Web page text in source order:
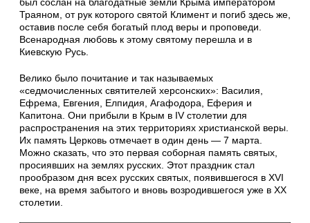
был сослан на благодатные земли Крыма императором
Траяном, от рук которого святой Климент и погиб здесь же,
оставив после себя богатый плод веры и проповеди.
Всенародная любовь к этому святому перешла и в
Киевскую Русь.
Велико было почитание и так называемых
«седмочисленных святителей херсонских»: Василия,
Ефрема, Евгения, Елпидия, Агафодора, Еферия и
Капитона. Они прибыли в Крым в IV столетии для
распространения на этих территориях христианской веры.
Их память Церковь отмечает в один день — 7 марта.
Можно сказать, что это первая соборная память святых,
просиявших на землях русских. Этот праздник стал
прообразом дня всех русских святых, появившегося в XVI
веке, на время забытого и вновь возродившегося уже в XX
столетии.